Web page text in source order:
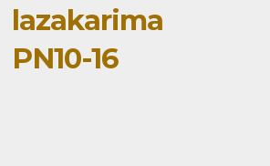
lazakarima
PN10-16